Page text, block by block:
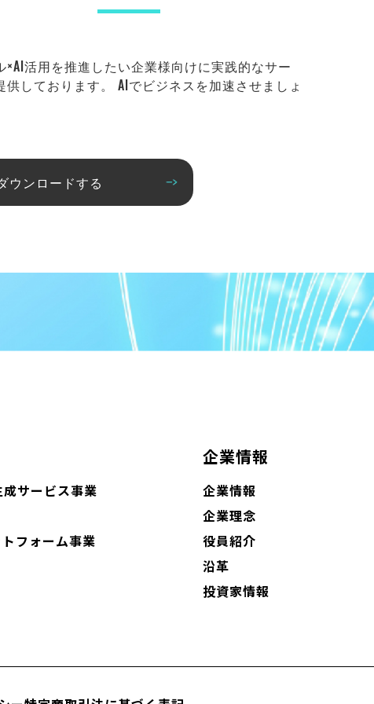
×AI活用を推進したい企業様向けに実践的なサー
供しております。 AIでビジネスを加速させましょ
ウンロードする
サービス事業
フォーム事業
企業情報
企業情報
企業理念
役員紹介
沿革
投資家情報